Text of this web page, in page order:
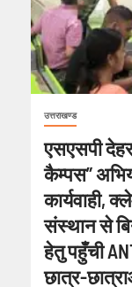
उत्तराखण्ड
एसएसपी
कैम्पस”
कार्यवाही,
संस्थान से
हेतु पहुँची
छात्र-